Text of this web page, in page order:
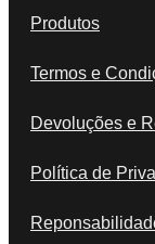
Produtos
Termos e
Devoluções e
Política de